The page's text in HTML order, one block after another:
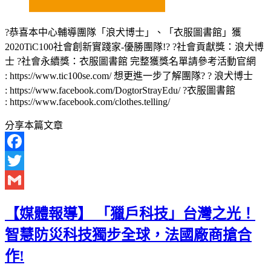
?恭喜本中心輔導團隊「浪犬博士」、「衣服圖書館」獲
2020TiC100社會創新實踐家-優勝團隊!? ?社會貢獻獎：浪犬博
士 ?社會永續獎：衣服圖書館 完整獲獎名單請參考活動官網
: https://www.tic100se.com/ 想更進一步了解團隊? ? 浪犬博士
: https://www.facebook.com/DogtorStrayEdu/ ?衣服圖書館
: https://www.facebook.com/clothes.telling/
分享本篇文章
Facebook
Twitter
【媒體報導】 「獵戶科技」台灣之光！
智慧防災科技獨步全球，法國廠商搶合
作!